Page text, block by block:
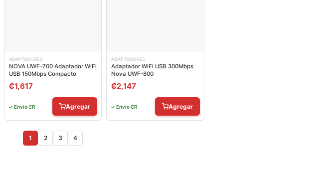
ADAPTADORES
NOVA UWF-700 Adaptador WiFi
USB 150Mbps Compacto
₡1,617
✓ Envío CR Agregar
ADAPTADORES
Adaptador WiFi USB 300Mbps
Nova UWF-800
₡2,147
✓ Envío CR Agregar
1 2 3 4